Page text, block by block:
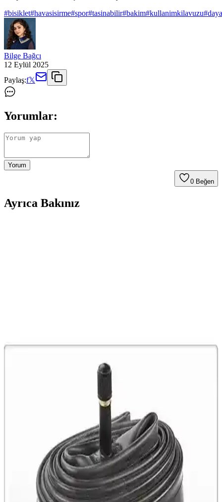
#bisiklet#havasisirme#spor#tasinabilir#bakim#kullanimkilavuzu#
Bilge Bağcı
12 Eylül 2025
Paylaş:f𝕏
Yorumlar:
Yorum
0 Beğen
Ayrıca Bakınız
bisikleti.
Peak Bisiklet Sehpa Yan Orta Ayaklık Park Ayağı
İncelemesi ve Kullanıcı Yorumları
Peak markasının alüminyum bisiklet ayaklığı, ayarlanabilirliği ve şık
tasarımıyla farklı jant ölçülerine uyum sağlar. Kullanıcılar, hafif ve
dayanıklı yapısını beğeniyor, bazı teknik sorunlar yaşanabilir.
Epic Fonte 004 Hidrolik Mekanik Bisiklet Fren
Balata Padleri Farklı Ebat Seçenekleriyle Güvenli
Epic Fonte 004, yüksek dayanıklılık ve uyumluluk sunan hidrolik ve
mekanik fren balata padleri, çeşitli ebatlarda ve sınırlı stokla, güvenli
ve güçlü frenleme sağlar.